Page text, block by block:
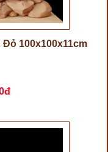
Đỏ 100x100x11cm